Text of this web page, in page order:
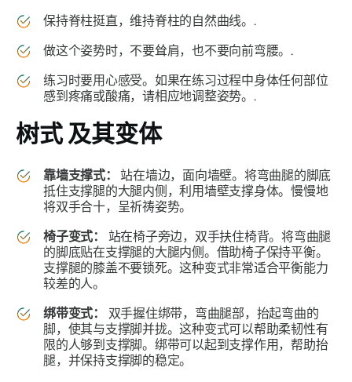
保持脊柱挺直，维持脊柱的自然曲线。.
做这个姿势时，不要耸肩，也不要向前弯腰。.
练习时要用心感受。如果在练习过程中身体任何部位
感到疼痛或酸痛，请相应地调整姿势。.
树式及其变体
靠墙支撑式：
站在墙边，面向墙壁。将弯曲腿的脚底
抵住支撑腿的大腿内侧，利用墙壁支撑身体。慢慢地
将双手合十，呈祈祷姿势。
椅子变式：
站在椅子旁边，双手扶住椅背。将弯曲腿
的脚底贴在支撑腿的大腿内侧。借助椅子保持平衡。
支撑腿的膝盖不要锁死。这种变式非常适合平衡能力
较差的人。
绑带变式：
双手握住绑带，弯曲腿部，抬起弯曲的
脚，使其与支撑脚并拢。这种变式可以帮助柔韧性有
限的人够到支撑脚。绑带可以起到支撑作用，帮助抬
腿，并保持支撑脚的稳定。